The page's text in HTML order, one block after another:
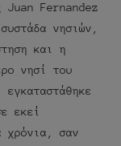
Juan Fernandez
νησιών,
και η
νησί του
εκεί
χρόνια, σαν